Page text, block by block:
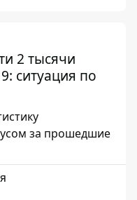
2 тысячи
ситуация по
за прошедшие